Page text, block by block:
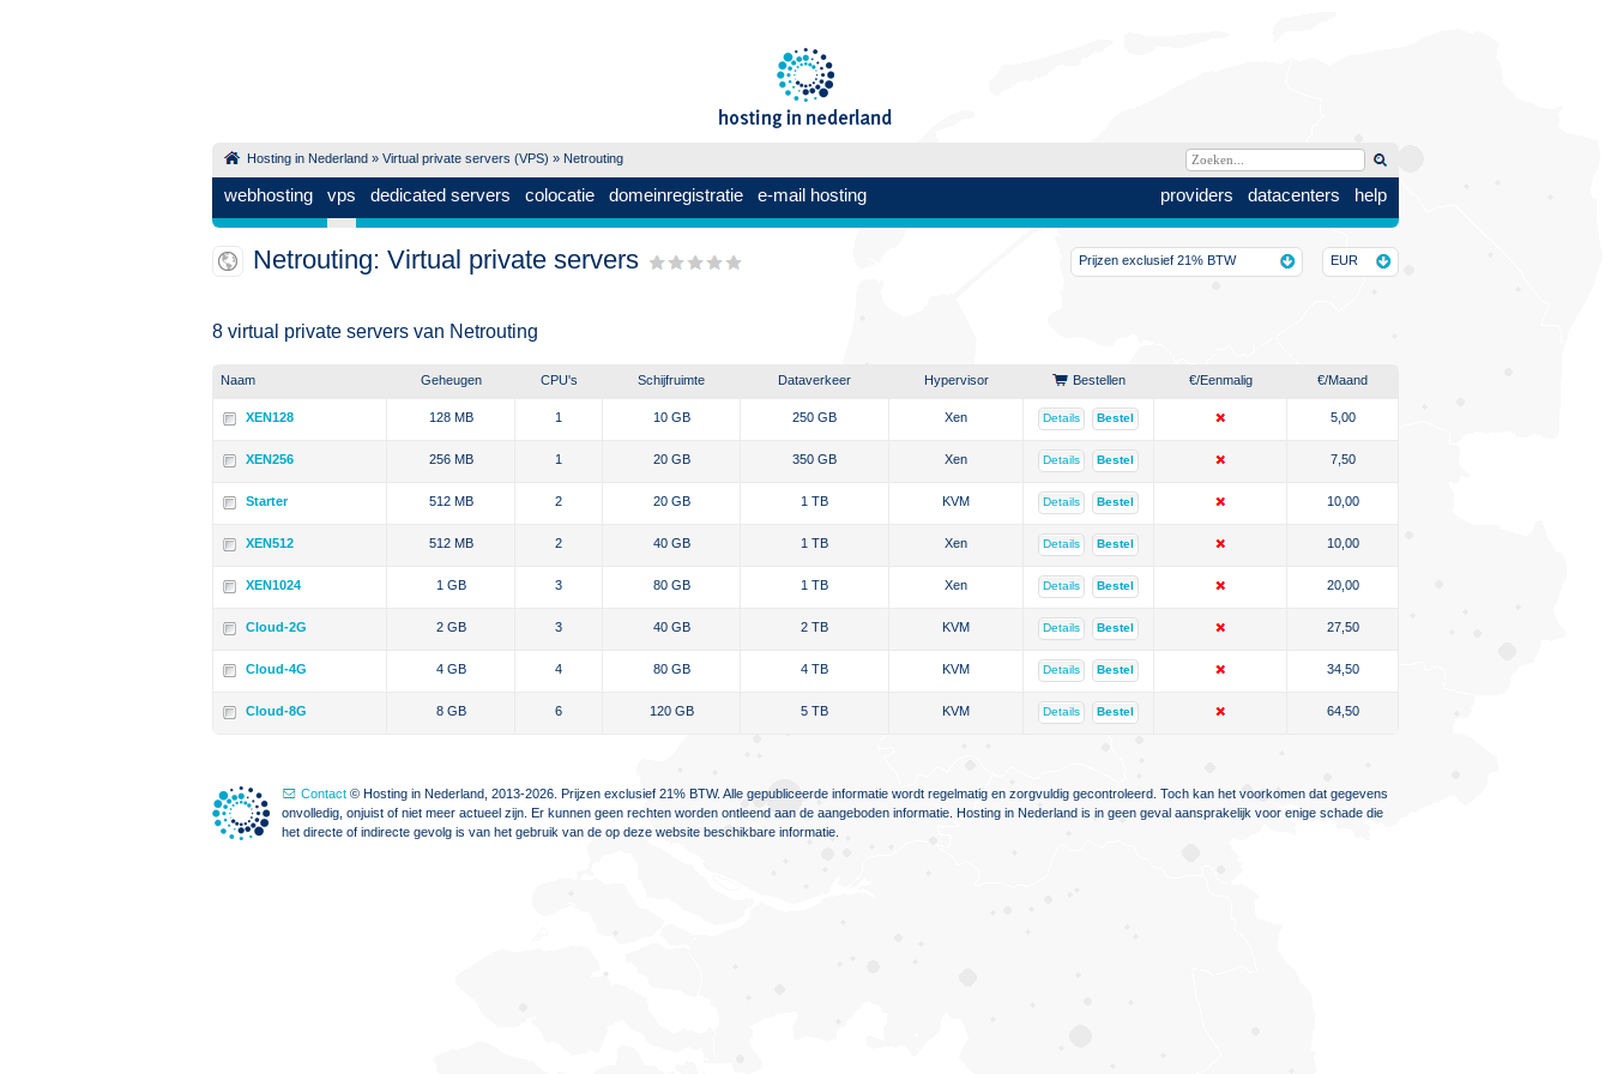
Hosting in Nederland » Virtual private servers (VPS) » Netrouting
providers datacenters help
webhosting vps dedicated servers colocatie domeinregistratie e-mail hosting
EUR
Prijzen exclusief 21% BTW
Netrouting: Virtual private servers
8 virtual private servers van Netrouting
Naam Geheugen CPU's Schijfruimte Dataverkeer Hypervisor Bestellen €/Eenmalig €/Maand
XEN128 128 MB 1 10 GB 250 GB Xen Details Bestel 5,00
XEN256 256 MB 1 20 GB 350 GB Xen Details Bestel 7,50
Starter 512 MB 2 20 GB 1 TB KVM Details Bestel 10,00
XEN512 512 MB 2 40 GB 1 TB Xen Details Bestel 10,00
XEN1024 1 GB 3 80 GB 1 TB Xen Details Bestel 20,00
Cloud-2G 2 GB 3 40 GB 2 TB KVM Details Bestel 27,50
Cloud-4G 4 GB 4 80 GB 4 TB KVM Details Bestel 34,50
Cloud-8G 8 GB 6 120 GB 5 TB KVM Details Bestel 64,50
Contact © Hosting in Nederland, 2013-2026. Prijzen exclusief 21% BTW. Alle gepubliceerde informatie wordt regelmatig en zorgvuldig gecontroleerd. Toch kan het voorkomen dat gegevens
onvolledig, onjuist of niet meer actueel zijn. Er kunnen geen rechten worden ontleend aan de aangeboden informatie. Hosting in Nederland is in geen geval aansprakelijk voor enige schade die
het directe of indirecte gevolg is van het gebruik van de op deze website beschikbare informatie.